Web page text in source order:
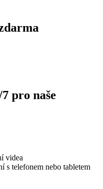
pro naše
videa
telefonem nebo tabletem